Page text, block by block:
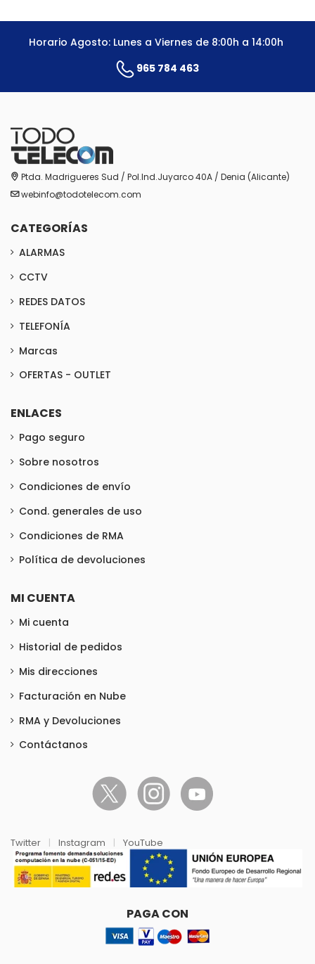
Horario Agosto: Lunes a Viernes de 8:00h a 14:00h
965 784 463
Ptda. Madrigueres Sud / Pol.Ind.Juyarco 40A / Denia (Alicante)
webinfo@todotelecom.com
CATEGORÍAS
ALARMAS
CCTV
REDES DATOS
TELEFONÍA
Marcas
OFERTAS - OUTLET
ENLACES
Pago seguro
Sobre nosotros
Condiciones de envío
Cond. generales de uso
Condiciones de RMA
Política de devoluciones
MI CUENTA
Mi cuenta
Historial de pedidos
Mis direcciones
Facturación en Nube
RMA y Devoluciones
Contáctanos
Twitter Instagram YouTube
PAGA CON